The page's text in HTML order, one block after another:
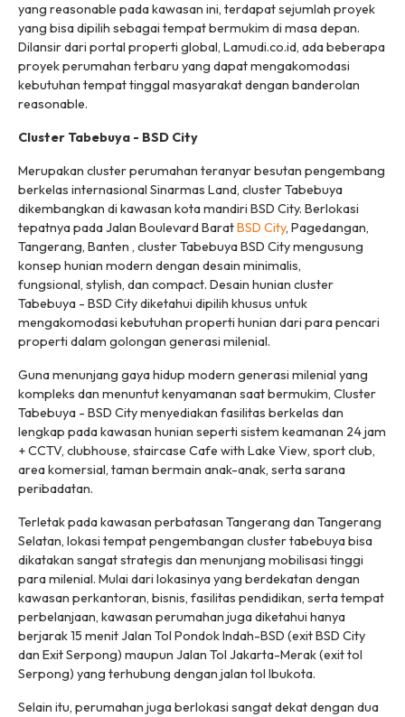
yang reasonable pada kawasan ini, terdapat sejumlah proyek
yang bisa dipilih sebagai tempat bermukim di masa depan.
Dilansir dari portal properti global, Lamudi.co.id, ada beberapa
proyek perumahan terbaru yang dapat mengakomodasi
kebutuhan tempat tinggal masyarakat dengan banderolan
reasonable.
Cluster Tabebuya - BSD City
Merupakan cluster perumahan teranyar besutan pengembang
berkelas internasional Sinarmas Land, cluster Tabebuya
dikembangkan di kawasan kota mandiri BSD City. Berlokasi
tepatnya pada Jalan Boulevard BaratBSD City, Pagedangan,
Tangerang, Banten , cluster Tabebuya BSD City mengusung
konsep hunian modern dengan desain minimalis,
fungsional, stylish, dan compact. Desain hunian cluster
Tabebuya - BSD City diketahui dipilih khusus untuk
mengakomodasi kebutuhan properti hunian dari para pencari
properti dalam golongan generasi milenial.
Guna menunjang gaya hidup modern generasi milenial yang
kompleks dan menuntut kenyamanan saat bermukim, Cluster
Tabebuya - BSD City menyediakan fasilitas berkelas dan
lengkap pada kawasan hunian seperti sistem keamanan 24 jam
+ CCTV, clubhouse, staircase Cafe with Lake View, sport club,
area komersial, taman bermain anak-anak, serta sarana
peribadatan.
Terletak pada kawasan perbatasan Tangerang dan Tangerang
Selatan, lokasi tempat pengembangan cluster tabebuya bisa
dikatakan sangat strategis dan menunjang mobilisasi tinggi
para milenial. Mulai dari lokasinya yang berdekatan dengan
kawasan perkantoran, bisnis, fasilitas pendidikan, serta tempat
perbelanjaan, kawasan perumahan juga diketahui hanya
berjarak 15 menit Jalan Tol Pondok Indah-BSD (exit BSD City
dan Exit Serpong) maupun Jalan Tol Jakarta-Merak (exit tol
Serpong) yang terhubung dengan jalan tol Ibukota.
Selain itu, perumahan juga berlokasi sangat dekat dengan dua